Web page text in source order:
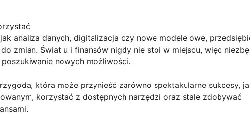
analiza danych, digitalizacja czy nowe modele owe,
zmian. Świat u i finansów nigdy nie stoi w miejscu, więc
nowych możliwości.
która może przynieść zarówno spektakularne sukcesy,
korzystać z dostępnych narzędzi oraz stale zdobywać